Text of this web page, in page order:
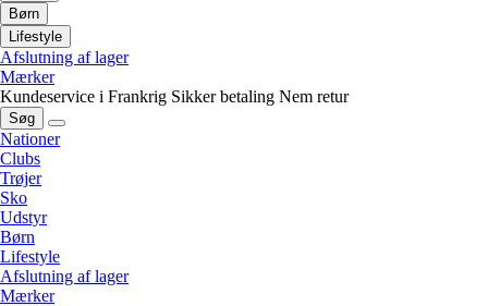
Børn
Lifestyle
Afslutning af lager
Mærker
Kundeservice i Frankrig Sikker betaling Nem retur
Søg
Nationer
Clubs
Trøjer
Sko
Udstyr
Børn
Lifestyle
Afslutning af lager
Mærker